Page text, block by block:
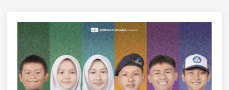
n
d
a
f
t